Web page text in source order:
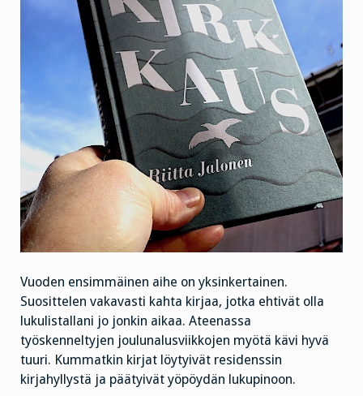
Vuoden ensimmäinen aihe on yksinkertainen.
Suosittelen vakavasti kahta kirjaa, jotka ehtivät olla
lukulistallani jo jonkin aikaa. Ateenassa
työskenneltyjen joulunalusviikkojen myötä kävi hyvä
tuuri. Kummatkin kirjat löytyivät residenssin
kirjahyllystä ja päätyivät yöpöydän lukupinoon.